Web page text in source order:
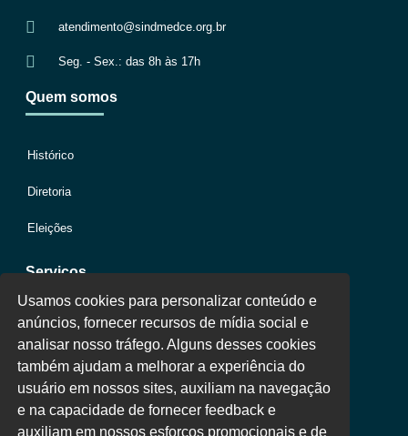
atendimento@sindmedce.org.br
Seg. - Sex.: das 8h às 17h
Quem somos
Histórico
Diretoria
Eleições
Serviços
Jurídico
Oportunidades
Clube de Vantagens
Usamos cookies para personalizar conteúdo e
anúncios, fornecer recursos de mídia social e
analisar nosso tráfego. Alguns desses cookies
também ajudam a melhorar a experiência do
usuário em nossos sites, auxiliam na navegação
e na capacidade de fornecer feedback e
auxiliam em nossos esforços promocionais e de